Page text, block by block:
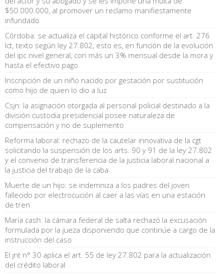
$50.000.000, al promover un reclamo manifiestamente
infundado
Córdoba: se actualiza el capital histórico conforme el art. 276
lct, texto según ley 27.802, esto es, en función de la evolución
del ipc nivel general, con más un 3% mensual desde la mora y
hasta el efectivo pago
Inscripción de un niño nacido por gestación por sustitución
como hijo de quien lo dio a luz
Csjn: la asignación otorgada al personal policial destinado a la
división custodia presidencial posee naturaleza de
compensación y no de suplemento
Reforma laboral: rechazo de la cautelar innovativa de la cgt
solicitando la suspensión de los arts. 90 y 91 de la ley 27.802
y el convenio de transferencia de la justicia laboral nacional a
la justicia del trabajo de la caba
Muerte de un hijo: se indemniza a los padres del joven
fallecido por electrocución al caer a las vías en una estación
de tren
María cash: la cámara federal de salta rechazó la excusación
formulada por la jueza disponiendo que continúe a cargo de la
instrucción del caso
El jnt n° 30 aplica el art. 55 de ley 27.802 para la actualización
del crédito laboral